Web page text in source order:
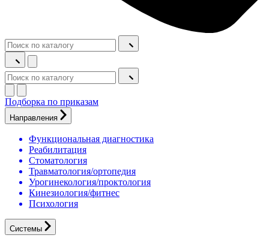
Подборка по приказам
Направления
Функциональная диагностика
Реабилитация
Стоматология
Травматология/ортопедия
Урогинекология/проктология
Кинезиология/фитнес
Психология
Системы